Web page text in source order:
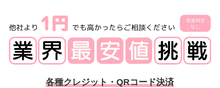
各種クレジット・QRコード決済